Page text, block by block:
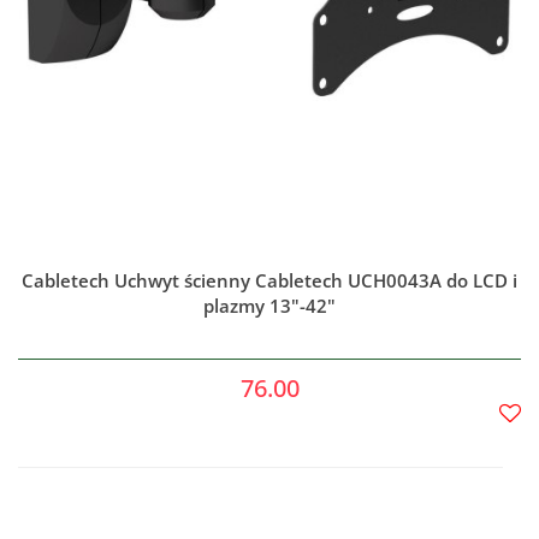
Cabletech Uchwyt ścienny Cabletech UCH0043A do LCD i
plazmy 13"-42"
76.00